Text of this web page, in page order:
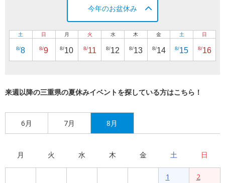
今年のお盆休み
土
8/8
日
8/9
月
8/10
火
8/11
水
8/12
木
8/13
金
8/14
土
8/15
日
8/16
来週以降の三重県の夏休みイベントを探している方はこちら！
6月 7月 8月
月 火 水 木 金 土 日
1 2